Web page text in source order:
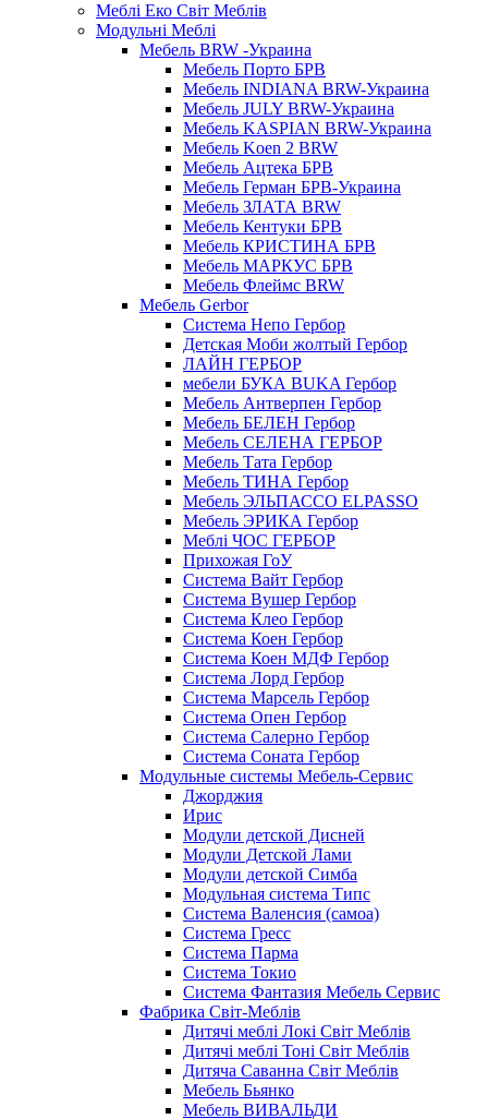
Меблі Еко Світ Меблів
Модульні Меблі
Мебель BRW -Украина
Мебель Порто БРВ
Мебель INDIANA BRW-Украина
Мебель JULY BRW-Украина
Мебель KASPIAN BRW-Украина
Мебель Koen 2 BRW
Мебель Ацтека БРВ
Мебель Герман БРВ-Украина
Мебель ЗЛАТА BRW
Мебель Кентуки БРВ
Мебель КРИСТИНА БРВ
Мебель МАРКУС БРВ
Мебель Флеймс BRW
Мебель Gerbor
Cистема Непо Гербор
Детская Моби жолтый Гербор
ЛАЙН ГЕРБОР
мебели БУКА BUKA Гербор
Мебель Антверпен Гербор
Мебель БЕЛЕН Гербор
Мебель СЕЛЕНА ГЕРБОР
Мебель Тата Гербор
Мебель ТИНА Гербор
Мебель ЭЛЬПАССО ELPASSO
Мебель ЭРИКА Гербор
Меблі ЧОС ГЕРБОР
Прихожая ГоУ
Система Вайт Гербор
Система Вушер Гербор
Система Клео Гербор
Система Коен Гербор
Система Коен МДФ Гербор
Система Лорд Гербор
Система Марсель Гербор
Система Опен Гербор
Система Салерно Гербор
Система Соната Гербор
Модульные системы Мебель-Сервис
Джорджия
Ирис
Модули детской Дисней
Модули Детской Лами
Модули детской Симба
Модульная система Типс
Система Валенсия (самоа)
Система Гресс
Система Парма
Система Токио
Система Фантазия Мебель Сервис
Фабрика Світ-Меблів
Дитячі меблі Локі Світ Меблів
Дитячі меблі Тоні Світ Меблів
Дитяча Саванна Світ Меблів
Мебель Бьянко
Мебель ВИВАЛЬДИ